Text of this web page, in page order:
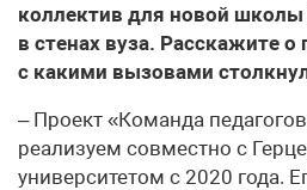
коллектив для новой
в стенах вуза. Расскажите о
с какими вызовами
– Проект «Команда
реализуем совместно с
университетом с 2020 года.